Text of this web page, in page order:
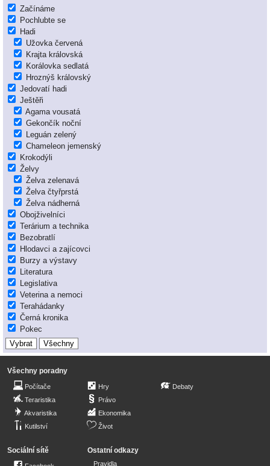
Začínáme
Pochlubte se
Hadi
Užovka červená
Krajta královská
Korálovka sedlatá
Hroznýš královský
Jedovatí hadi
Ještěři
Agama vousatá
Gekončík noční
Leguán zelený
Chameleon jemenský
Krokodýli
Želvy
Želva zelenavá
Želva čtyřprstá
Želva nádherná
Obojživelníci
Terárium a technika
Bezobratlí
Hlodavci a zajícovci
Burzy a výstavy
Literatura
Legislativa
Veterina a nemoci
Terahádanky
Černá kronika
Pokec
Všechny poradny
Počítače
Teraristika
Akvaristika
Kutilství
Hry
Právo
Ekonomika
Život
Debaty
Sociální sítě Ostatní odkazy
Pravidla